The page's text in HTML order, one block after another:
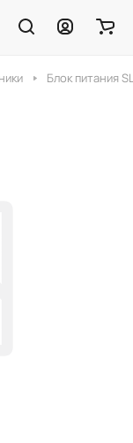
Блок питания